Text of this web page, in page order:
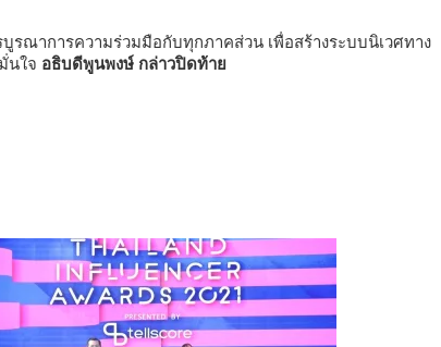
ณาการความร่วมมือกับทุกภาคส่วน เพื่อสร้างระบบนิเวศทาง
นใจ อธิบดีพูนพงษ์ กล่าวปิดท้าย